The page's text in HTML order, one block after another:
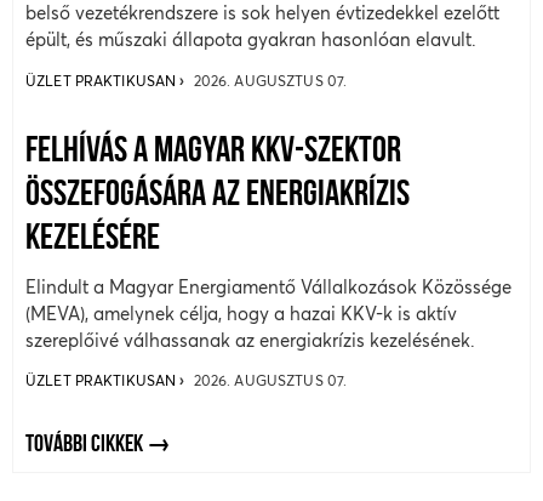
belső vezetékrendszere is sok helyen évtizedekkel ezelőtt
épült, és műszaki állapota gyakran hasonlóan elavult.
ÜZLET PRAKTIKUSAN 2026. AUGUSZTUS 07.
FELHÍVÁS A MAGYAR KKV-SZEKTOR
ÖSSZEFOGÁSÁRA AZ ENERGIAKRÍZIS
KEZELÉSÉRE
Elindult a Magyar Energiamentő Vállalkozások Közössége
(MEVA), amelynek célja, hogy a hazai KKV-k is aktív
szereplőivé válhassanak az energiakrízis kezelésének.
ÜZLET PRAKTIKUSAN 2026. AUGUSZTUS 07.
TOVÁBBI CIKKEK